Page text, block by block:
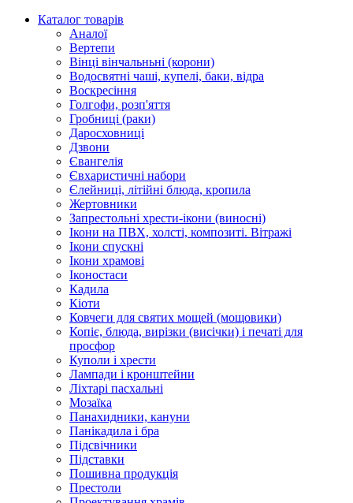
Каталог товарів
Аналої
Вертепи
Вінці вінчальньні (корони)
Водосвятні чаші, купелі, баки, відра
Воскресіння
Голгофи, розп'яття
Гробниці (раки)
Даросховниці
Дзвони
Євангелія
Євхаристичні набори
Єлейниці, літійні блюда, кропила
Жертовники
Запрестольні хрести-ікони (виносні)
Ікони на ПВХ, холсті, композиті. Вітражі
Ікони спускні
Ікони храмові
Іконостаси
Кадила
Кіоти
Ковчеги для святих мощей (мощовики)
Копіє, блюда, вирізки (висічки) і печаті для
просфор
Куполи і хрести
Лампади і кронштейни
Ліхтарі пасхальні
Мозаїка
Панахидники, кануни
Панікадила і бра
Підсвічники
Підставки
Пошивна продукція
Престоли